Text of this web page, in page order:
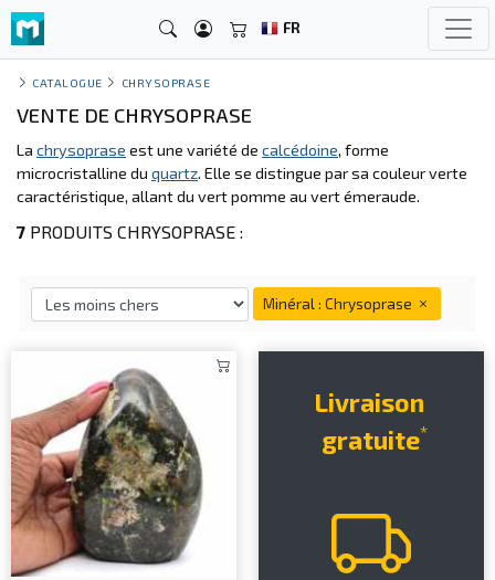
FR
CATALOGUE CHRYSOPRASE
VENTE DE CHRYSOPRASE
La chrysoprase est une variété de calcédoine, forme
microcristalline du quartz. Elle se distingue par sa couleur verte
caractéristique, allant du vert pomme au vert émeraude.
7 PRODUITS CHRYSOPRASE :
Minéral : Chrysoprase
Livraison
gratuite*